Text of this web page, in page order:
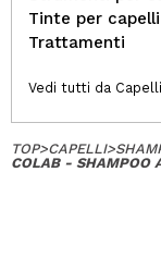
Tinte per capelli
Trattamenti
Vedi tutti da Capelli
TOP>CAPELLI>
COLAB - SHAMPOO